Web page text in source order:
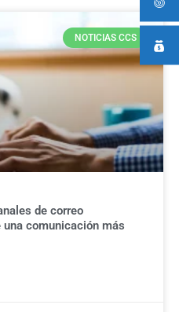
NOTICIAS CCS
de correo
comunicación más